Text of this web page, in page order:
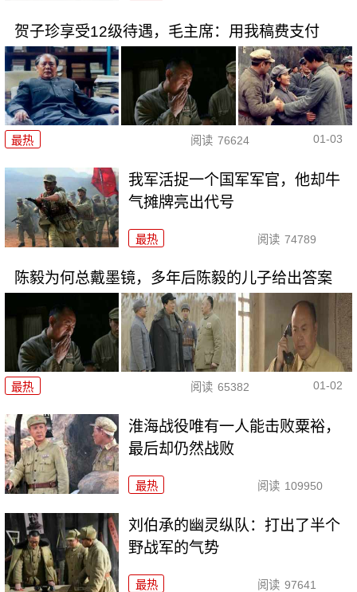
贺子珍享受12级待遇，毛主席：用我稿费支付
最热 阅读 76624 01-03
我军活捉一个国军军官，他却牛
气摊牌亮出代号
最热 阅读 74789
陈毅为何总戴墨镜，多年后陈毅的儿子给出答案
最热 阅读 65382 01-02
淮海战役唯有一人能击败粟裕，
最后却仍然战败
最热 阅读 109950
刘伯承的幽灵纵队：打出了半个
野战军的气势
最热 阅读 97641